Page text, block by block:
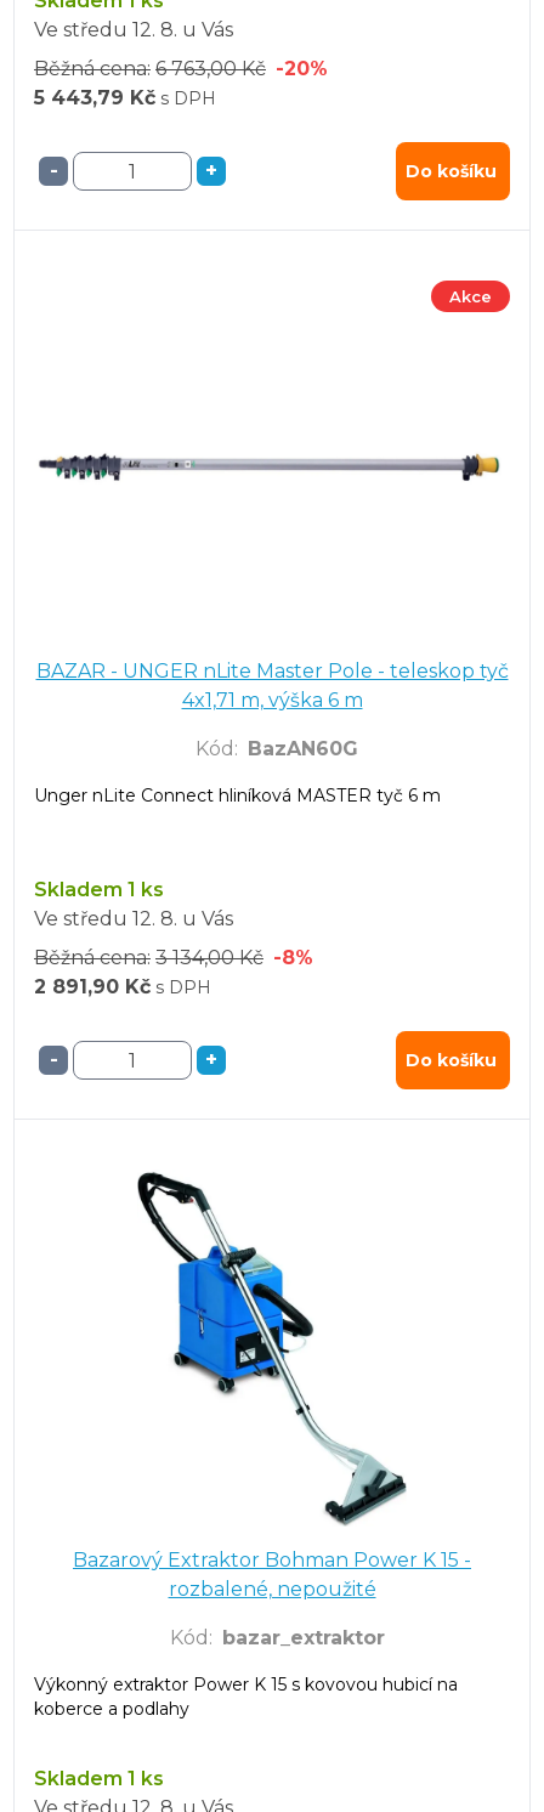
Ve středu 12. 8. u Vás
Běžná cena: 6 763,00 Kč -20%
5 443,79 Kč s DPH
- + Do košíku
Akce
BAZAR - UNGER nLite Master Pole - teleskop tyč
4x1,71 m, výška 6 m
Kód : BazAN60G
Unger nLite Connect hliníková MASTER tyč 6 m
Skladem 1 ks
Ve středu 12. 8. u Vás
Běžná cena: 3 134,00 Kč -8%
2 891,90 Kč s DPH
- + Do košíku
Bazarový Extraktor Bohman Power K 15 -
rozbalené, nepoužité
Kód : bazar_extraktor
Výkonný extraktor Power K 15 s kovovou hubicí na
koberce a podlahy
Skladem 1 ks